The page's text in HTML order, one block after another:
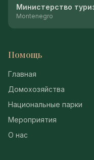
Министерство
Montenegro
Помощь
Главная
Домохозяйства
Национальные парки
Мероприятия
О нас